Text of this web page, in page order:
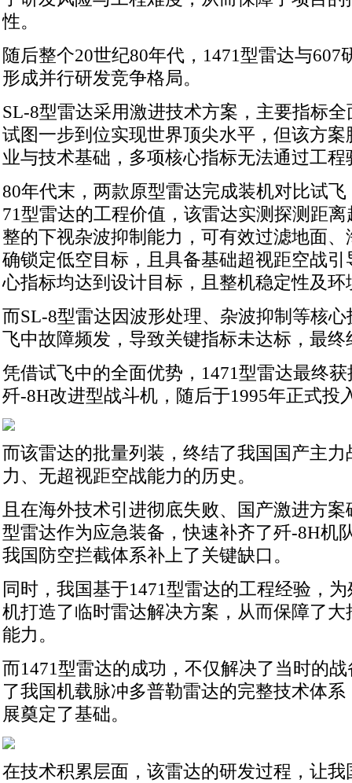
性。
随后整个20世纪80年代，1471型雷达与607
形成并行研发竞争格局。
SL-8型雷达采用激进技术方案，主要指标
试图一步到位实现世界顶尖水平，但该方
业与技术基础，多项核心指标无法通过工程
80年代末，两款原型雷达完成装机对比试
71型雷达的工程价值，该雷达实测探测距
整的下视杂波抑制能力，可有效过滤地面
确锁定低空目标，且具备基础超视距空战
心指标均达到设计目标，且整机稳定性及
而SL-8型雷达因波形处理、杂波抑制等核
飞中故障频发，导致关键指标未达标，最
凭借试飞中的全面优势，1471型雷达最终
歼-8H改进型战斗机，随后于1995年正式投
而该雷达的批量列装，终结了我国国产主
力、无超视距空战能力的历史。
且在海外技术引进彻底失败、国产激进方
型雷达作为应急装备，快速补齐了歼-8H机
我国防空拦截体系补上了关键缺口。
同时，我国基于1471型雷达的工程经验，
机打造了临时雷达解决方案，从而保障了
能力。
而1471型雷达的成功，不仅解决了当时的
了我国机载脉冲多普勒雷达的完整技术体
展奠定了基础。
在技术积累层面，该雷达的研发过程，让